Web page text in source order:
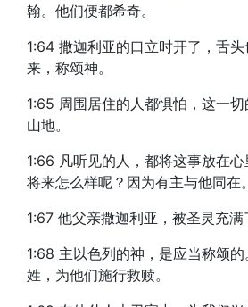
翰。他们便都希奇。
1:64 撒迦利亚的口立时开了，舌
来，称颂神。
1:65 周围居住的人都惧怕，这一
山地。
1:66 凡听见的人，都将这事放在心
将来怎么样呢？因为有主与他同在。
1:67 他父亲撒迦利亚，被圣灵充满
1:68 主以色列的神，是应当称颂
姓，为他们施行救赎。